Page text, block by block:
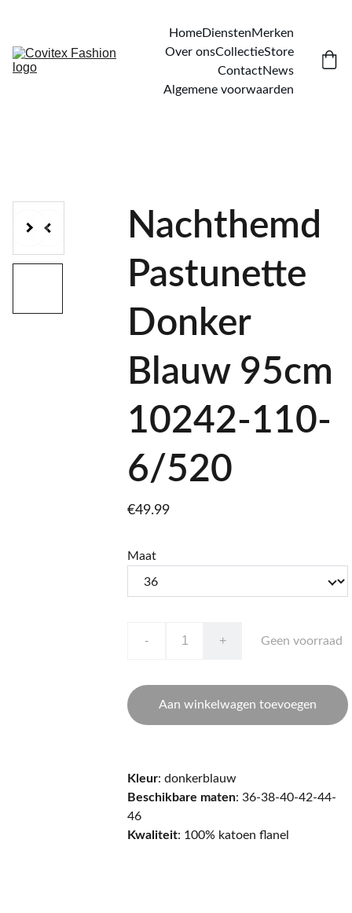
HomeDienstenMerken
Over onsCollectieStore
ContactNews
Algemene voorwaarden
Nachthemd
Pastunette
Donker
Blauw 95cm
10242-110-
6/520
€49.99
Maat
- + Geen voorraad
Aan winkelwagen toevoegen
Kleur: donkerblauw
Beschikbare maten: 36-38-40-42-44-
46
Kwaliteit: 100% katoen flanel